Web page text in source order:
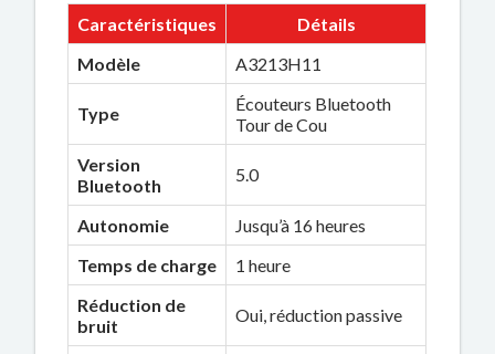
Caractéristiques
Détails
Modèle
A3213H11
Type
Écouteurs Bluetooth
Tour de Cou
Version
Bluetooth
5.0
Autonomie
Jusqu’à 16 heures
Temps de charge
1 heure
Réduction de
bruit
Oui, réduction passive